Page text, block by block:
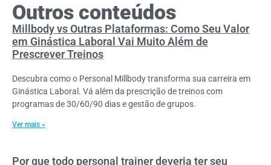
Outros conteúdos
Millbody vs Outras Plataformas: Como Seu Valor
em Ginástica Laboral Vai Muito Além de
Prescrever Treinos
Descubra como o Personal Millbody transforma sua carreira em
Ginástica Laboral. Vá além da prescrição de treinos com
programas de 30/60/90 dias e gestão de grupos.
Ver mais »
Por que todo personal trainer deveria ter seu